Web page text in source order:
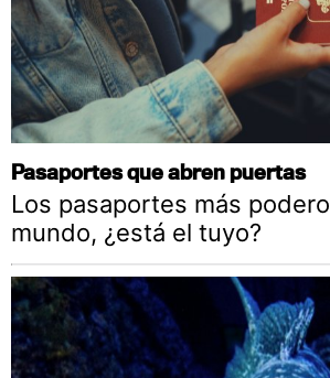
Pasaportes que abren puertas
Los pasaportes más
mundo, ¿está el tuyo?